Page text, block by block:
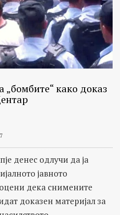
„бомбите“ како доказ
денес одлучи да ја
јавното
дека снимените
доказен материјал за